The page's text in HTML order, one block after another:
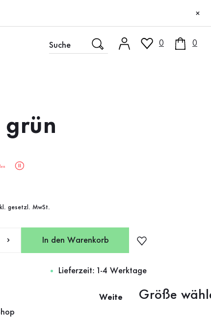
×
0 0
grün
gesetzl. MwSt.
In den Warenkorb
Lieferzeit: 1-4 Werktage
Weitere Farben
Größe